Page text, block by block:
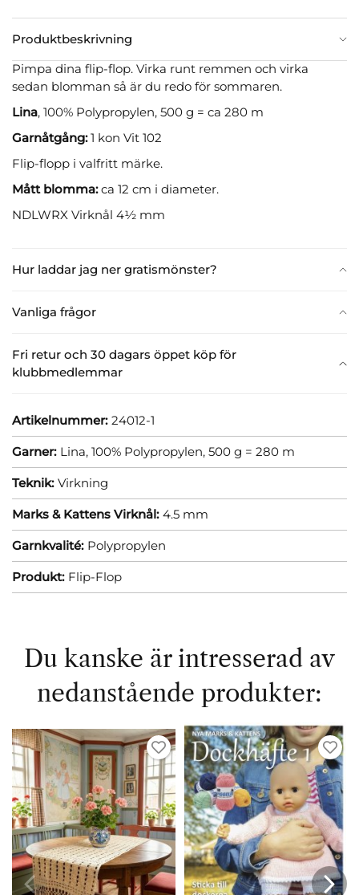
Produktbeskrivning
Hur laddar jag ner gratismönster?
Vanliga frågor
Fri retur och 30 dagars öppet köp för
klubbmedlemmar
Pimpa dina flip-flop. Virka runt remmen och virka
sedan blomman så är du redo för sommaren.
Lina, 100% Polypropylen, 500 g = ca 280 m
Garnåtgång:1 kon Vit 102
Flip-flopp i valfritt märke.
Mått blomma:ca 12 cm i diameter.
NDLWRX Virknål 4½ mm
Artikelnummer: 24012-1
Garner: Lina, 100% Polypropylen, 500 g = 280 m
Teknik: Virkning
Marks & Kattens Virknål: 4.5 mm
Garnkvalité: Polypropylen
Produkt: Flip-Flop
Du kanske är intresserad av
nedanstående produkter: